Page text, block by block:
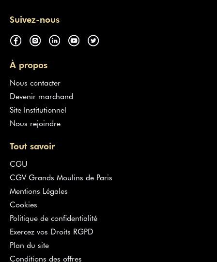
Suivez-nous
À propos
Nous contacter
Devenir marchand
Site Institutionnel
Nous rejoindre
Tout savoir
CGU
CGV Grands Moulins de Paris
Mentions Légales
Cookies
Politique de confidentialité
Exercez vos Droits RGPD
Plan du site
Conditions des offres